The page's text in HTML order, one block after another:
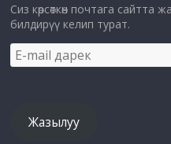
Сиз көрсөткөн почтага
билдирүү келип турат.
E-
mail
Жазылуу